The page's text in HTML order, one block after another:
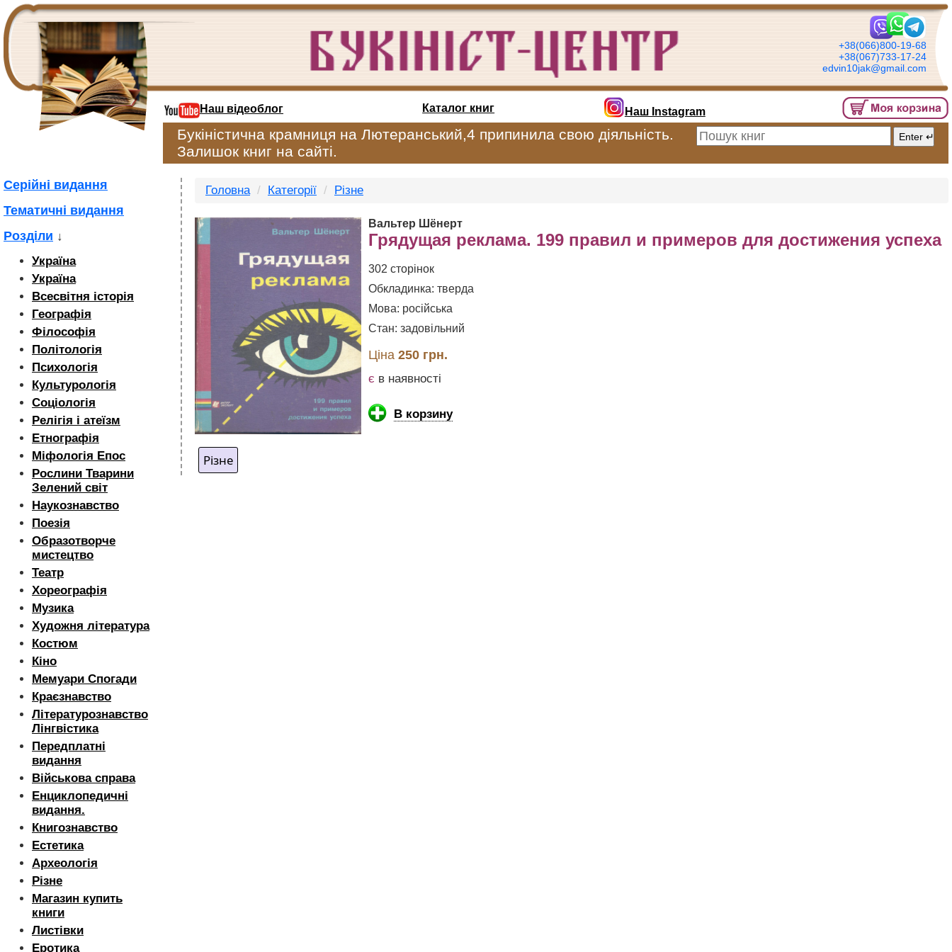
+38(066)800-19-68
+38(067)733-17-24
edvin10jak@gmail.com
Наш відеоблог Каталог книг Наш Instagram
Букіністична крамниця на Лютеранський,4 припинила свою діяльність.
Залишок книг на сайті.
Серійні видання
Тематичні видання
Розділи ↓
Україна
Україна
Всесвітня історія
Географія
Філософія
Політологія
Психологія
Культурологія
Соціологія
Релігія і атеїзм
Етнографія
Міфологія Епос
Рослини Тварини
Зелений світ
Наукознавство
Поезія
Образотворче
мистецтво
Театр
Хореографія
Музика
Художня література
Костюм
Кіно
Мемуари Спогади
Краєзнавство
Літературознавство
Лінгвістика
Передплатні
видання
Військова справа
Енциклопедичні
видання.
Книгознавство
Естетика
Археологія
Різне
Магазин купить
книги
Листівки
Еротика
Головна Категорії Різне
Вальтер Шёнерт
Грядущая реклама. 199 правил и примеров для достижения успеха
302 сторінок
Обкладинка: тверда
Мова: російська
Стан: задовільний
Ціна 250 грн.
є в наявності
В корзину
Різне